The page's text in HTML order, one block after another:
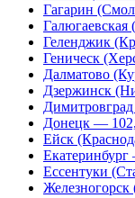
Гагарин
Геленджик
Геническ
Далматово
Дзержинск
Донецк —
Ейск
Ессентуки